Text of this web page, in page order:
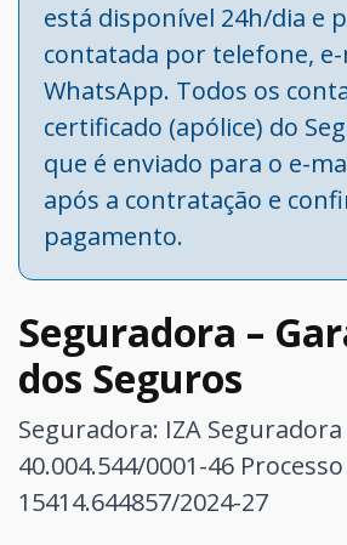
está disponível 24h/dia e
contatada por telefone,
WhatsApp. Todos os
certificado (apólice) do
que é enviado para o e-
após a contratação e
pagamento.
Seguradora –
dos Seguros
Seguradora: IZA Seguradora
40.004.544/0001-46 Processo
15414.644857/2024-27